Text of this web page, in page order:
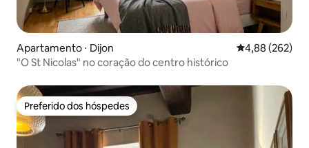
Apartamento ⋅ Dijon 4,88 de uma
4,88 (262)
"O St Nicolas" no coração do centro histórico
Preferido dos hóspedes
Preferido dos hóspedes